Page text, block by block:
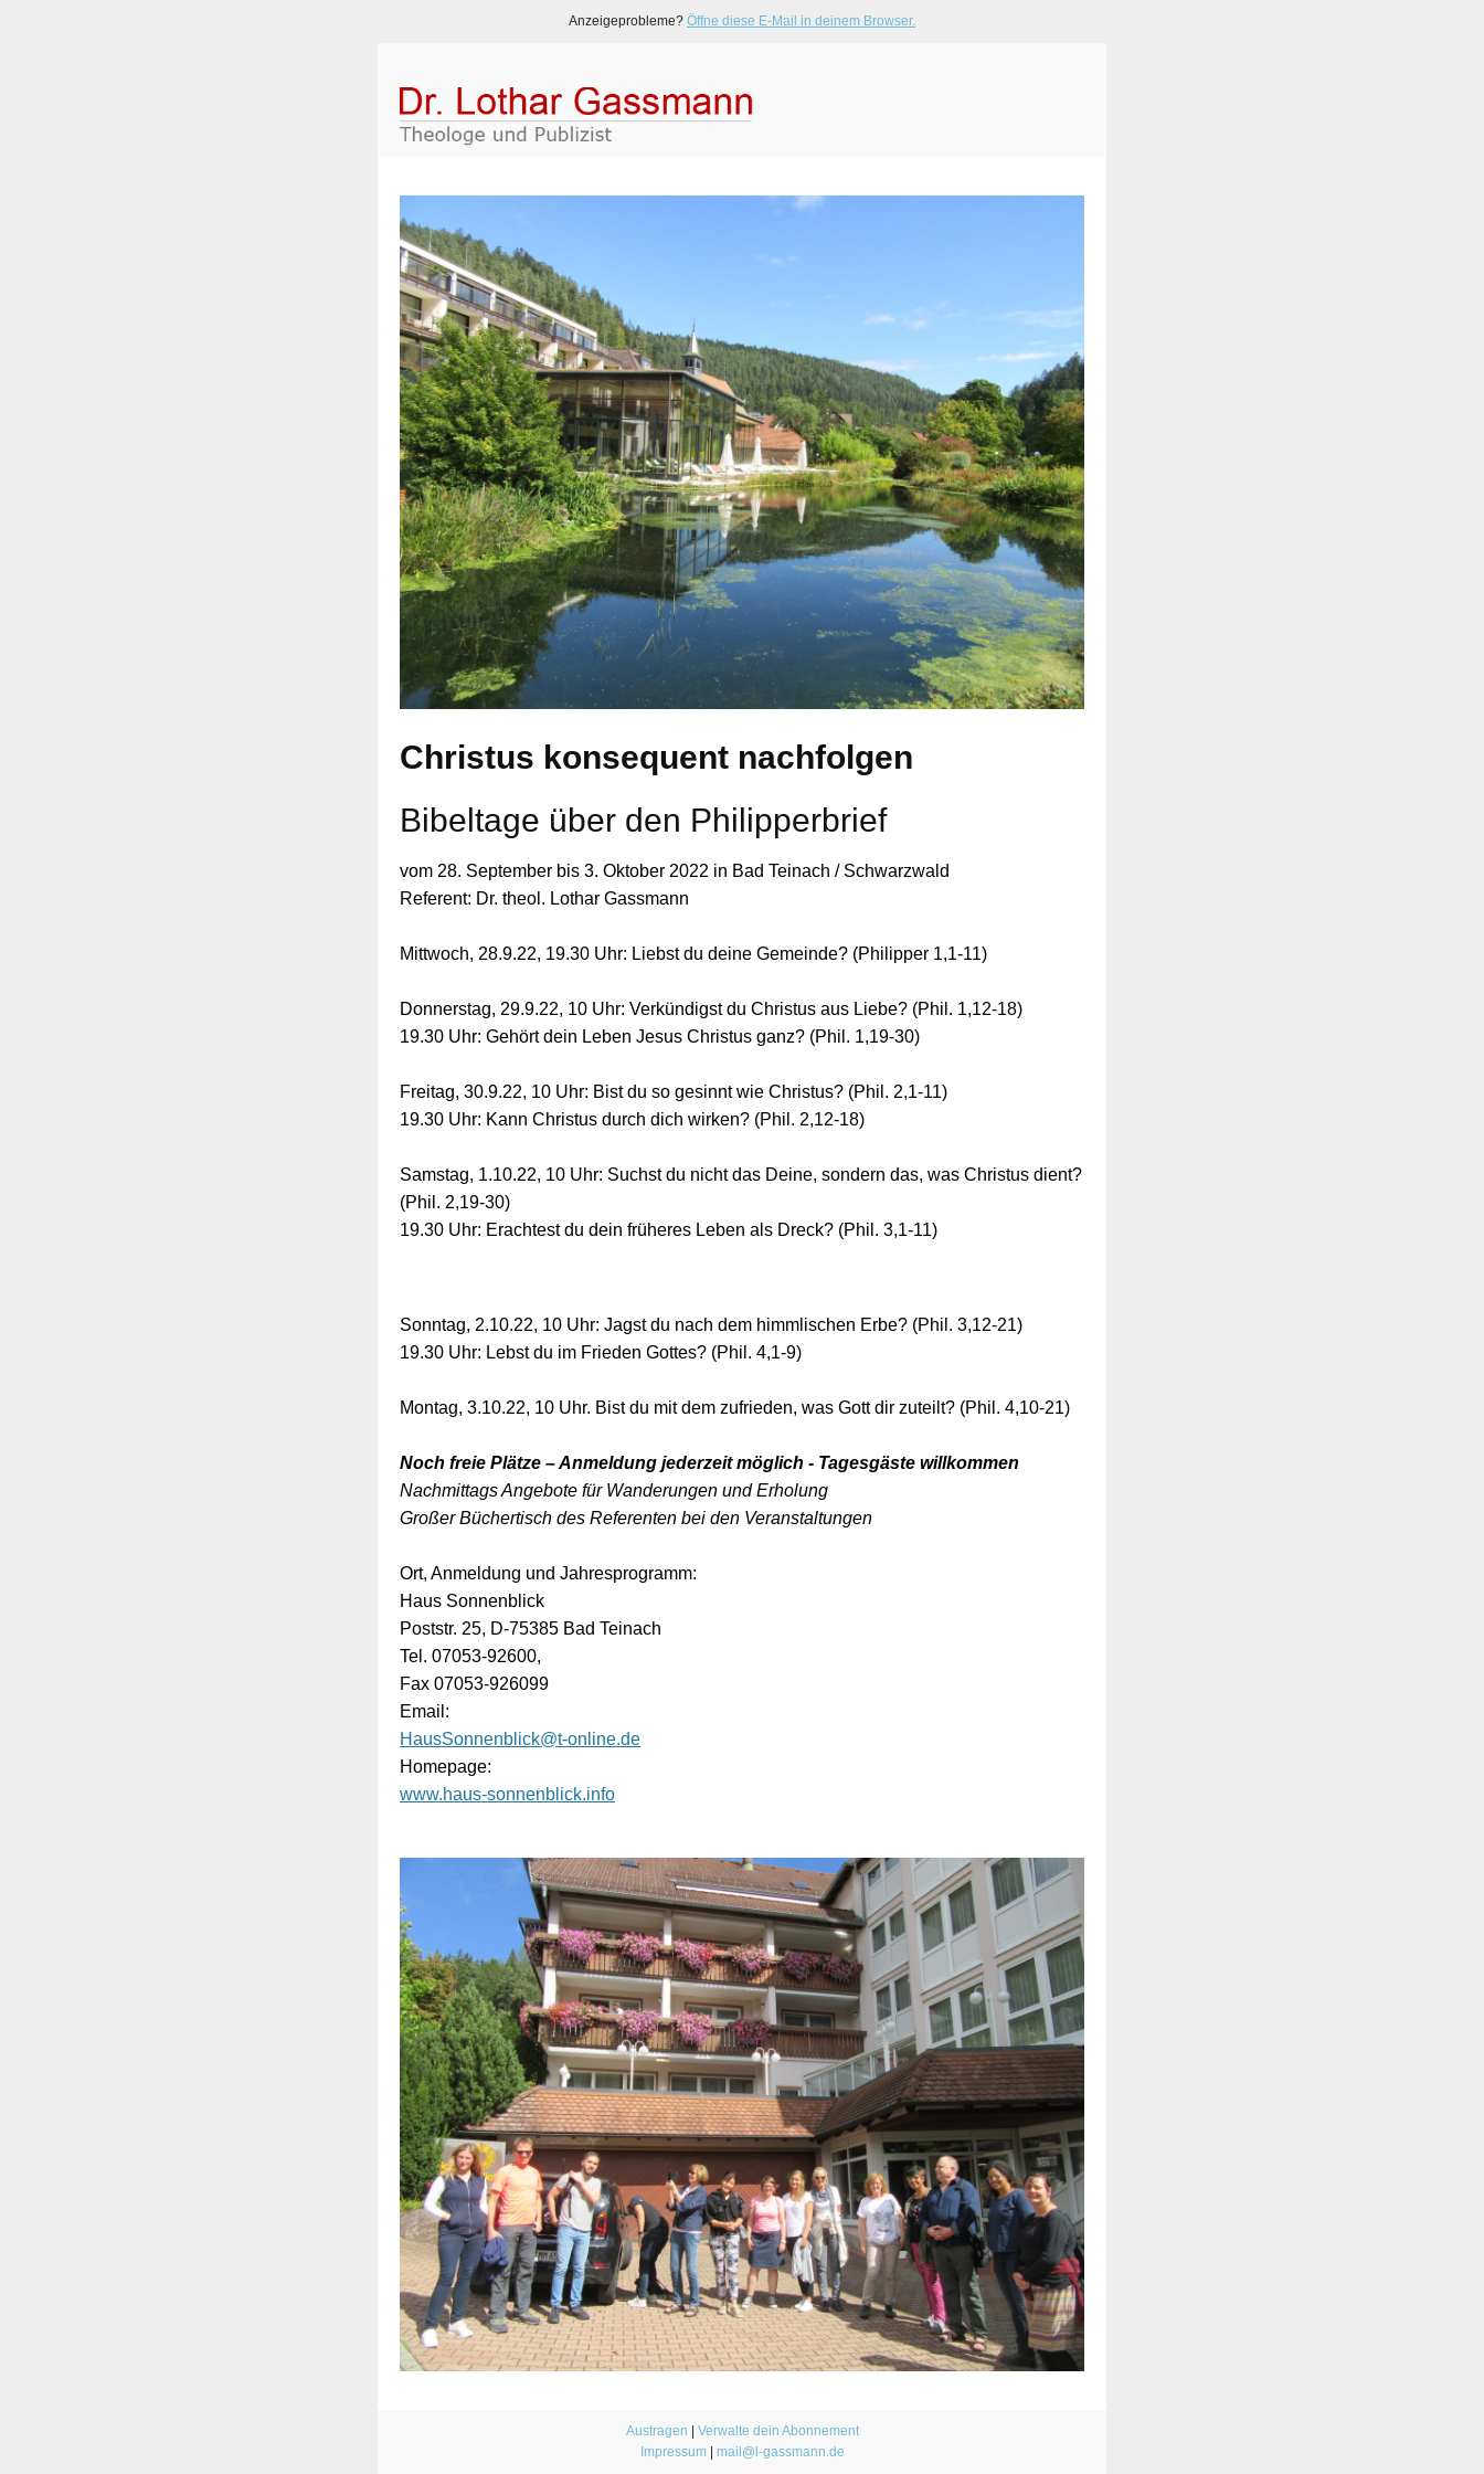
Anzeigeprobleme? Öffne diese E-Mail in deinem Browser.
Christus konsequent nachfolgen
Bibeltage über den Philipperbrief
vom 28. September bis 3. Oktober 2022 in Bad Teinach / Schwarzwald
Referent: Dr. theol. Lothar Gassmann
Mittwoch, 28.9.22, 19.30 Uhr: Liebst du deine Gemeinde? (Philipper 1,1-11)
Donnerstag, 29.9.22, 10 Uhr: Verkündigst du Christus aus Liebe? (Phil. 1,12-18)
19.30 Uhr: Gehört dein Leben Jesus Christus ganz? (Phil. 1,19-30)
Freitag, 30.9.22, 10 Uhr: Bist du so gesinnt wie Christus? (Phil. 2,1-11)
19.30 Uhr: Kann Christus durch dich wirken? (Phil. 2,12-18)
Samstag, 1.10.22, 10 Uhr: Suchst du nicht das Deine, sondern das, was Christus dient?
(Phil. 2,19-30)
19.30 Uhr: Erachtest du dein früheres Leben als Dreck? (Phil. 3,1-11)
Sonntag, 2.10.22, 10 Uhr: Jagst du nach dem himmlischen Erbe? (Phil. 3,12-21)
19.30 Uhr: Lebst du im Frieden Gottes? (Phil. 4,1-9)
Montag, 3.10.22, 10 Uhr. Bist du mit dem zufrieden, was Gott dir zuteilt? (Phil. 4,10-21)
Noch freie Plätze – Anmeldung jederzeit möglich - Tagesgäste willkommen
Nachmittags Angebote für Wanderungen und Erholung
Großer Büchertisch des Referenten bei den Veranstaltungen
Ort, Anmeldung und Jahresprogramm:
Haus Sonnenblick
Poststr. 25, D-75385 Bad Teinach
Tel. 07053-92600,
Fax 07053-926099
Email:
HausSonnenblick@t-online.de
Homepage:
www.haus-sonnenblick.info
Austragen
Verwalte dein Abonnement
Impressum| mail@l-gassmann.de